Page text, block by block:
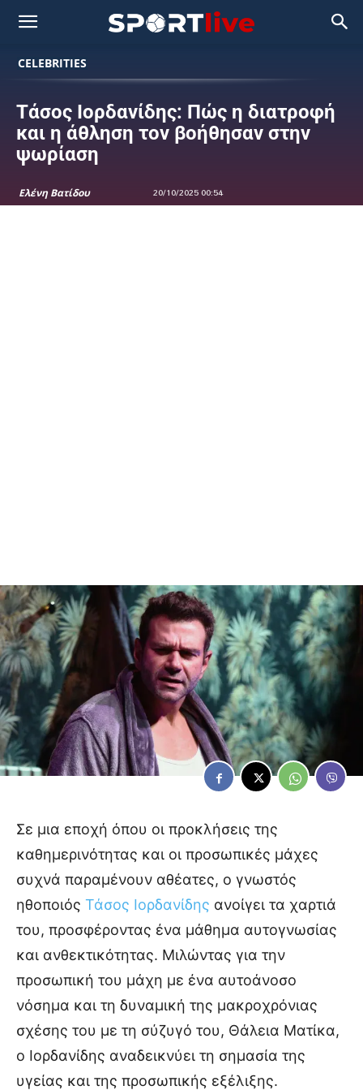
CELEBRITIES
Τάσος Ιορδανίδης: Πώς η διατροφή
και η άθληση τον βοήθησαν στην
ψωρίαση
Ελένη Βατίδου 20/10/2025 00:54
Σε μια εποχή όπου οι προκλήσεις της
καθημερινότητας και οι προσωπικές μάχες
συχνά παραμένουν αθέατες, ο γνωστός
ηθοποιός Τάσος Ιορδανίδης ανοίγει τα χαρτιά
του, προσφέροντας ένα μάθημα αυτογνωσίας
και ανθεκτικότητας. Μιλώντας για την
προσωπική του μάχη με ένα αυτοάνοσο
νόσημα και τη δυναμική της μακροχρόνιας
σχέσης του με τη σύζυγό του, Θάλεια Ματίκα,
ο Ιορδανίδης αναδεικνύει τη σημασία της
υγείας και της προσωπικής εξέλιξης.